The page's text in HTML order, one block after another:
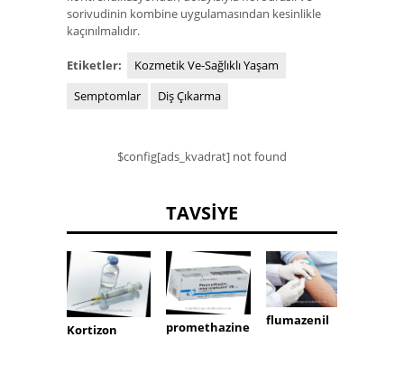
sorivudinin kombine uygulamasından kesinlikle
kaçınılmalıdır.
Etiketler:
Kozmetik Ve-Sağlıklı Yaşam
Semptomlar
Diş Çıkarma
$config[ads_kvadrat] not found
TAVSIYE
Kortizon promethazine flumazenil